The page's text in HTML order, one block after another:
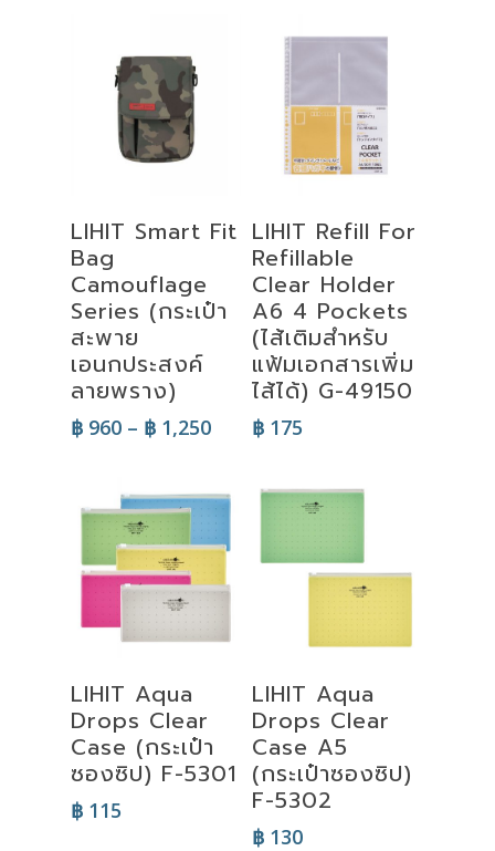
Select
Options
LIHIT Smart Fit
Bag
Camouflage
Series (กระเป๋า
สะพาย
เอนกประสงค์
ลายพราง)
฿ 960 – ฿ 1,250Price
through
Add To Cart
LIHIT Refill For
Refillable
Clear Holder
A6 4 Pockets
(ไส้เติมสำหรับ
แฟ้มเอกสารเพิ่ม
ไส้ได้) G-49150
฿175
Select
Options
LIHIT Aqua
Drops Clear
Case (กระเป๋า
ซองซิป) F-5301
฿ 115
Select
Options
LIHIT Aqua
Drops Clear
Case A5
(กระเป๋าซองซิป)
F-5302
฿130